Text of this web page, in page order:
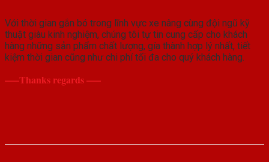
Với thời gian gắn bó trong lĩnh vực xe nâng cùng đội ngũ kỹ
thuật giàu kinh nghiệm, chúng tôi tự tin cung cấp cho khách
hàng những sản phẩm chất lượng, gía thành hợp lý nhất, tiết
kiệm thời gian cũng như chi phí tối đa cho quý khách hàng.
—–Thanks regards —–